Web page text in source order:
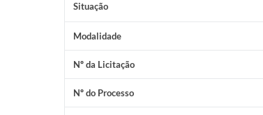
Situação
Modalidade
Nº da Licitação
Nº do Processo